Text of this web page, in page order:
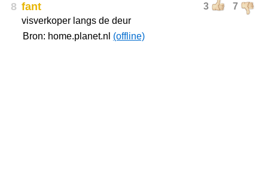
8 3 7
fant
visverkoper langs de deur
Bron: home.planet.nl (offline)